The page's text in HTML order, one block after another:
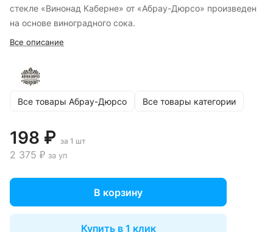
стекле «Винонад Каберне» от «Абрау-Дюрсо» произведен
на основе виноградного сока.
Все описание
Все товары Абрау-Дюрсо Все товары категории
198 ₽ за 1 шт
2 375 ₽ за уп
В корзину
Купить в 1 клик